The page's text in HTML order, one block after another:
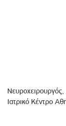
Νευροχειρουργός,
Ιατρικό Κέντρο